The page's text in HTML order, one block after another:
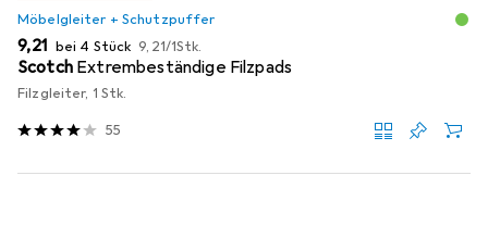
Möbelgleiter + Schutzpuffer
EUR
9,21 bei 4 Stück EUR
9,21/1Stk.
Scotch Extrembeständige Filzpads
Filzgleiter, 1 Stk.
55